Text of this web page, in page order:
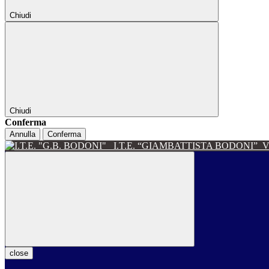
Chiudi
Chiudi
Conferma
Annulla Conferma
I.T.E. “GIAMBATTISTA BODONI”
close